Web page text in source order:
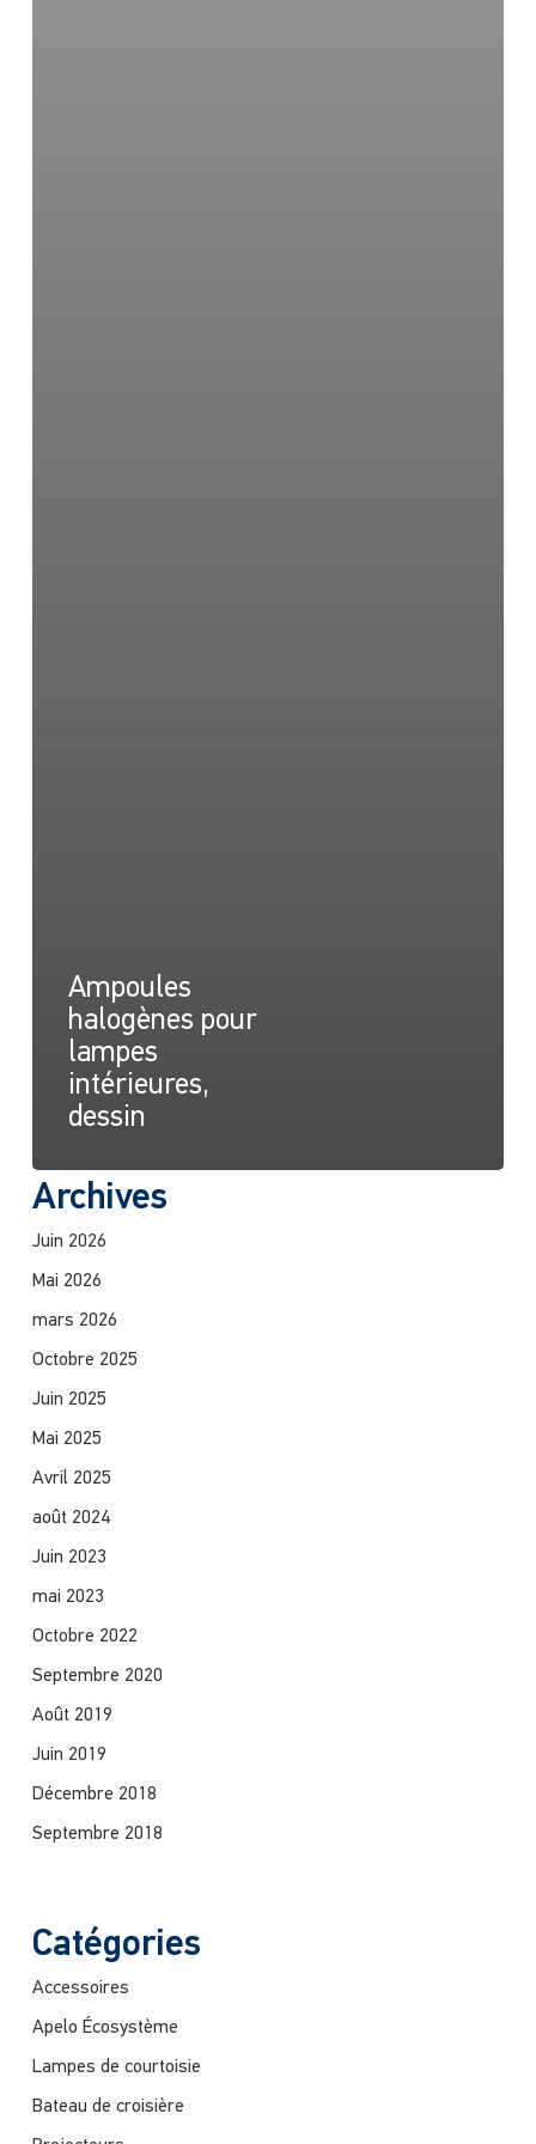
Ampoules
halogènes pour
lampes
intérieures,
dessin
Archives
Juin 2026
Mai 2026
mars 2026
Octobre 2025
Juin 2025
Mai 2025
Avril 2025
août 2024
Juin 2023
mai 2023
Octobre 2022
Septembre 2020
Août 2019
Juin 2019
Décembre 2018
Septembre 2018
Catégories
Accessoires
Apelo Écosystème
Lampes de courtoisie
Bateau de croisière